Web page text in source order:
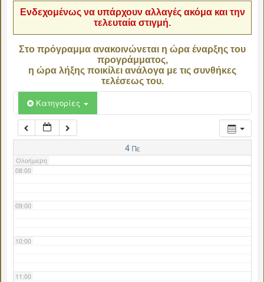
Ενδεχομένως να υπάρχουν αλλαγές ακόμα και την
τελευταία στιγμή.
Στο πρόγραμμα ανακοινώνεται η ώρα έναρξης του
προγράμματος,
η ώρα λήξης ποικίλει ανάλογα με τις συνθήκες
τελέσεως του.
Κατηγορίες
4 Πε
Ολοήμερη
06:00
07:00
08:00
09:00
10:00
11:00